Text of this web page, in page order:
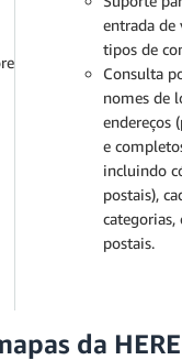
entrada de
tipos de
Consulta
nomes de
endereços
e
incluindo
postais),
categorias,
postais.
da